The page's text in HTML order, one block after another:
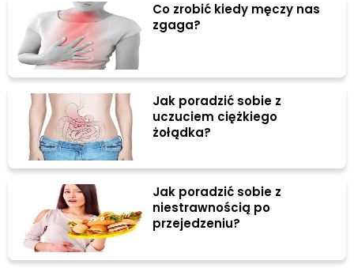
Co zrobić kiedy męczy nas
zgaga?
Jak poradzić sobie z
uczuciem ciężkiego
żołądka?
Jak poradzić sobie z
niestrawnością po
przejedzeniu?